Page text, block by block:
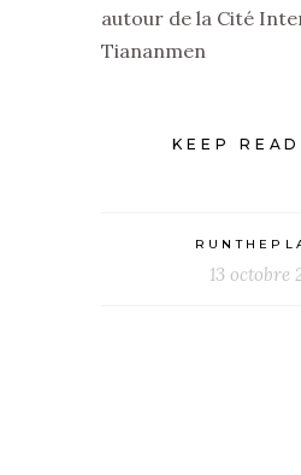
autour de la Cité
Tiananmen
KEEP
13 octobre